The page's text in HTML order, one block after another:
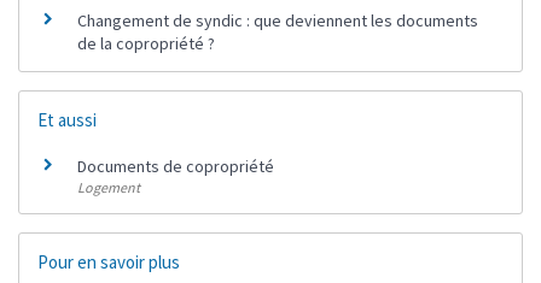
Changement de syndic : que deviennent les documents
de la copropriété ?
Et aussi
Documents de copropriété
Logement
Pour en savoir plus